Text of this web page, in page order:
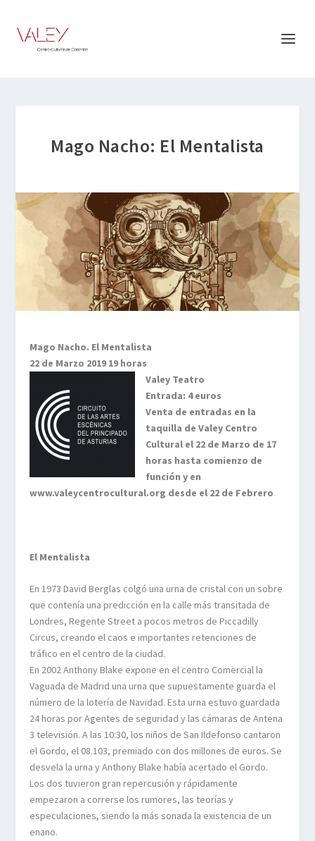
Mago Nacho: El Mentalista
Mago Nacho. El Mentalista
22 de Marzo 2019 19 horas
Valey Teatro
Entrada: 4 euros
Venta de entradas en la
taquilla de Valey Centro
Cultural el 22 de Marzo de 17
horas hasta comienzo de
función y en
www.valeycentrocultural.org desde el 22 de Febrero
El Mentalista
En 1973 David Berglas colgó una urna de cristal con un sobre
que contenía una predicción en la calle más transitada de
Londres, Regente Street a pocos metros de Piccadilly
Circus, creando el caos e importantes retenciones de
tráfico en el centro de la ciudad.
En 2002 Anthony Blake expone en el centro Comercial la
Vaguada de Madrid una urna que supuestamente guarda el
número de la lotería de Navidad. Esta urna estuvo guardada
24 horas por Agentes de seguridad y las cámaras de Antena
3 televisión. A las 10:30, los niños de San Ildefonso cantaron
el Gordo, el 08.103, premiado con dos millones de euros. Se
desvela la urna y Anthony Blake había acertado el Gordo.
Los dos tuvieron gran repercusión y rápidamente
empezaron a correrse los rumores, las teorías y
especulaciones, siendo la más sonada la existencia de un
enano.